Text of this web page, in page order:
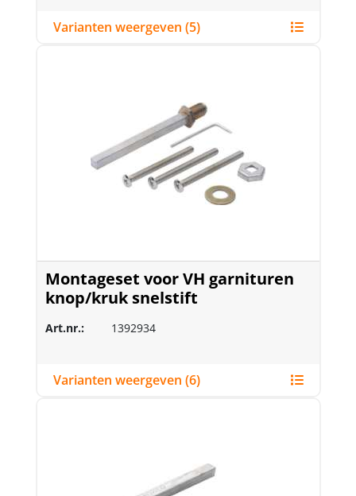
Varianten weergeven (5)
Montageset voor VH garnituren
knop/kruk snelstift
Art.nr.: 1392934
Varianten weergeven (6)